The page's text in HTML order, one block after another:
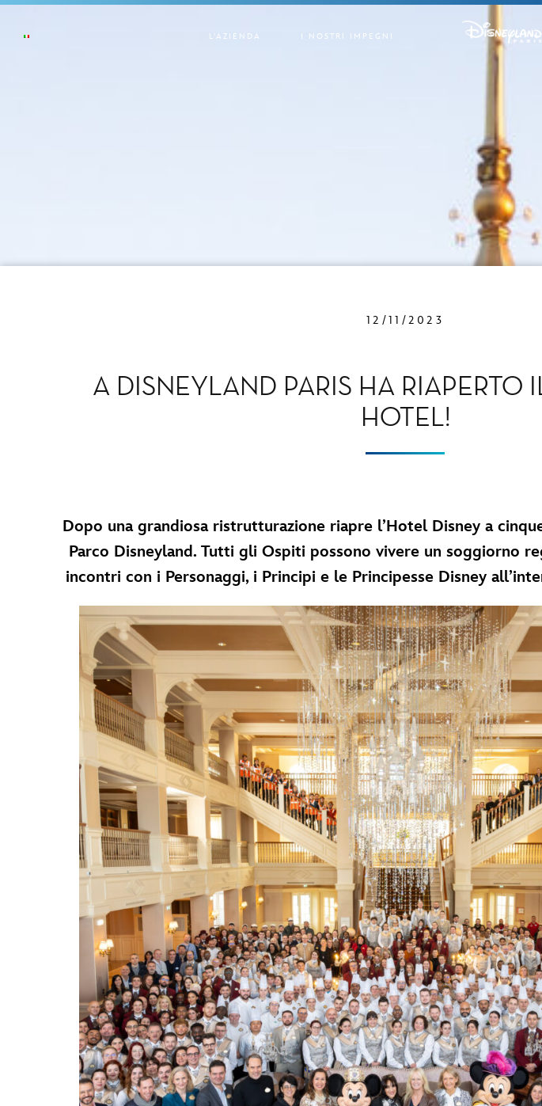
L’AZIENDA I NOSTRI IMPEGNI
12/11/2023
A DISNEYLAND PARIS HA RIAPERTO
HOTEL!
Dopo una grandiosa ristrutturazione riapre l’Hotel Disney a
Parco Disneyland. Tutti gli Ospiti possono vivere un soggiorno
incontri con i Personaggi, i Principi e le Principesse Disney